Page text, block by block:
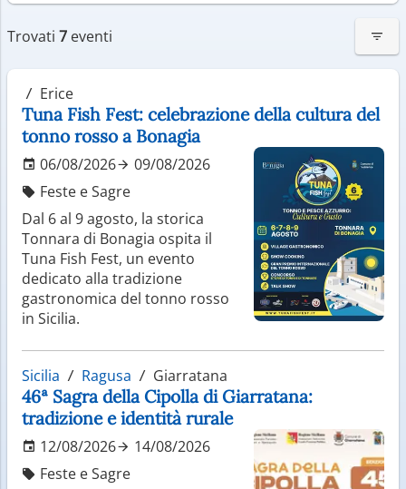
Città d’arte e patrimoni storici
Il capoluogo Palermo è un crocevia di culture, con
monumenti che raccontano secoli di dominazioni
diverse. Tra le città più celebri spicca Catania,
dominata dalla presenza dell’Etna, e Siracusa,
famosa per il suo patrimonio archeologico e il
fascino dell’isola di Ortigia. La Valle dei Templi
rappresenta uno dei complessi archeologici più
importanti del mondo, testimonianza della
grandezza della civiltà greca.
Natura tra vulcani e mare
cristallino
vulcano attivo più alto d’Europa, meta di escursioni e
attività all’aria aperta. Le riserve naturali e le aree
protette offrono paesaggi incontaminati, mentre le
coste regalano spiagge di sabbia dorata e acque
limpide. Località come San Vito Lo Capo e Taormina
attirano visitatori per la loro bellezza e per le viste
panoramiche sul mare.
Trovati 7 eventi
Erice
Tuna Fish Fest: celebrazione della cultura del
tonno rosso a Bonagia
06/08/2026
09/08/2026
Feste e Sagre
Dal 6 al 9 agosto, la storica
Tonnara di Bonagia ospita il
Tuna Fish Fest, un evento
dedicato alla tradizione
gastronomica del tonno rosso
in Sicilia.
Sicilia Ragusa Giarratana
46ª Sagra della Cipolla di Giarratana:
tradizione e identità rurale
12/08/2026
14/08/2026
Feste e Sagre